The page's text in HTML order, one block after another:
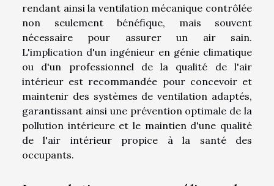
rendant ainsi la ventilation mécanique contrôlée
non seulement bénéfique, mais souvent
nécessaire pour assurer un air sain.
L'implication d'un ingénieur en génie climatique
ou d'un professionnel de la qualité de l'air
intérieur est recommandée pour concevoir et
maintenir des systèmes de ventilation adaptés,
garantissant ainsi une prévention optimale de la
pollution intérieure et le maintien d'une qualité
de l'air intérieur propice à la santé des
occupants.